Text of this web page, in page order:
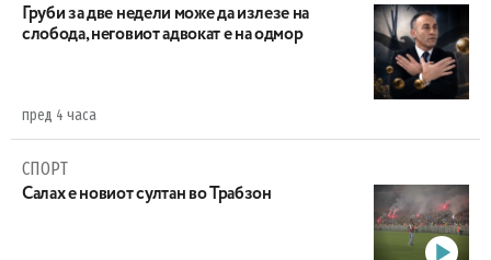
Груби за две недели може да излезе на
слобода, неговиот адвокат е на одмор
пред 4 часа
СПОРТ
Салах е новиот султан во Трабзон